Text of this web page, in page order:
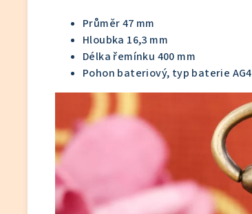
Průměr 47 mm
Hloubka 16,3 mm
Délka řemínku 400 mm
Pohon bateriový, typ baterie AG4